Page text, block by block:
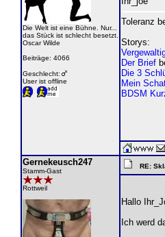
Die Welt ist eine Bühne. Nur...
das Stück ist schlecht besetzt.
Oscar Wilde
Beiträge: 4066
Geschlecht:
User ist offline
Toleranz
Storys:
Der Brief
Die 3
Mein
BDSM
Gernekeusch247
Stamm-Gast
Rottweil
RE:
Hallo
Ich werd